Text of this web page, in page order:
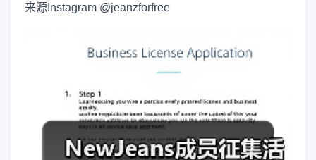
来源 Instagram @jeanzforfree